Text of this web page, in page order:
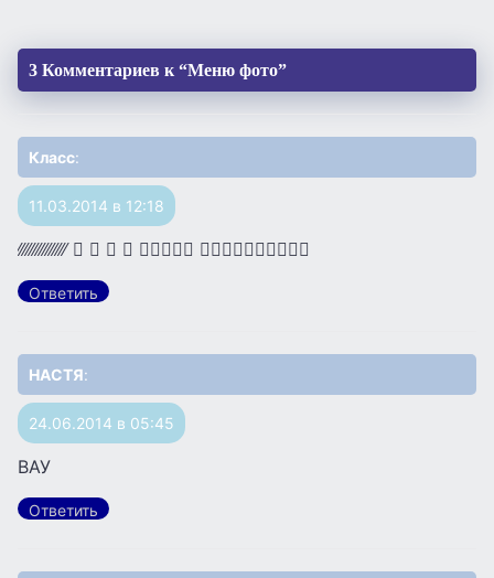
3 Комментариев к “Меню фото”
Класс:
11.03.2014 в 12:18
∕∕∕∕∕∕∕∕∕∕∕∕∕∕∕      
Ответить
НАСТЯ:
24.06.2014 в 05:45
ВАУ
Ответить